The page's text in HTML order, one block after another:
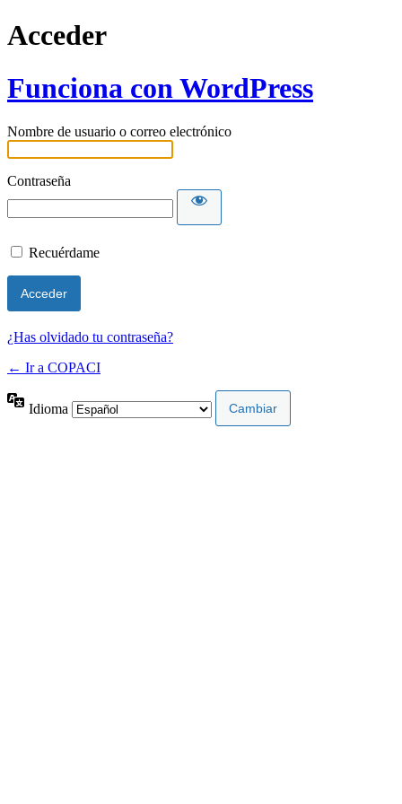
Acceder
Funciona con WordPress
Nombre de usuario o correo electrónico
Contraseña
Recuérdame
¿Has olvidado tu contraseña?
← Ir a COPACI
Idioma